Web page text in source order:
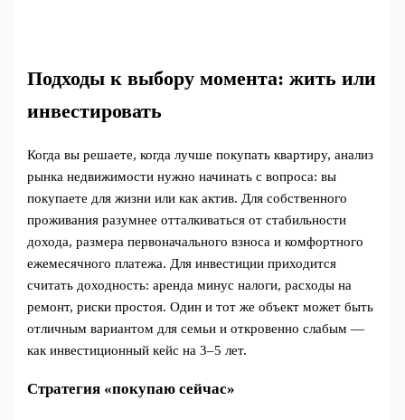
Подходы к выбору момента: жить или
инвестировать
Когда вы решаете, когда лучше покупать квартиру, анализ
рынка недвижимости нужно начинать с вопроса: вы
покупаете для жизни или как актив. Для собственного
проживания разумнее отталкиваться от стабильности
дохода, размера первоначального взноса и комфортного
ежемесячного платежа. Для инвестиции приходится
считать доходность: аренда минус налоги, расходы на
ремонт, риски простоя. Один и тот же объект может быть
отличным вариантом для семьи и откровенно слабым —
как инвестиционный кейс на 3–5 лет.
Стратегия «покупаю сейчас»